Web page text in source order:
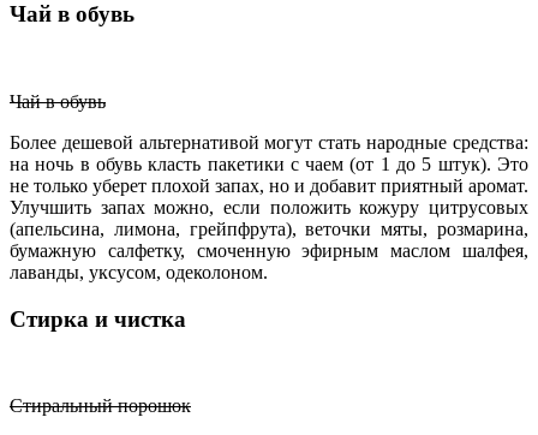
Чай в обувь
Чай в обувь
Более дешевой альтернативой могут стать народные средства:
на ночь в обувь класть пакетики с чаем (от 1 до 5 штук). Это
не только уберет плохой запах, но и добавит приятный аромат.
Улучшить запах можно, если положить кожуру цитрусовых
(апельсина, лимона, грейпфрута), веточки мяты, розмарина,
бумажную салфетку, смоченную эфирным маслом шалфея,
лаванды, уксусом, одеколоном.
Стирка и чистка
Стиральный порошок